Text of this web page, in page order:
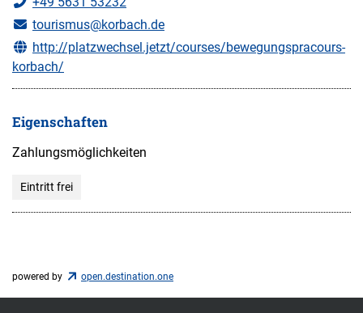
tourismus@korbach.de
http://platzwechsel.jetzt/courses/bewegungspracours-
korbach/
Eigenschaften
Zahlungsmöglichkeiten
Eintritt frei
powered by open.destination.one